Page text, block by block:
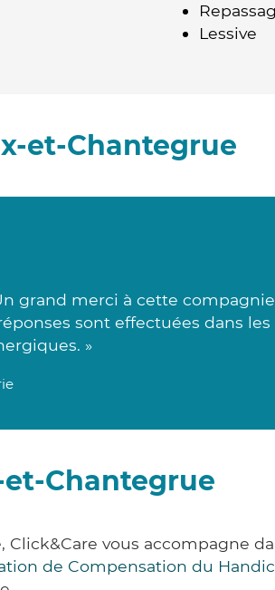
Lessive
et-Chantegrue
grand merci à cette
sont effectuées dans les
»
Chantegrue
vous accompagne
de Compensation du